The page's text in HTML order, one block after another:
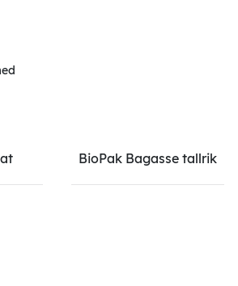
BioPak Bagasse tallrik